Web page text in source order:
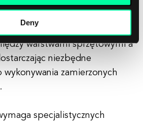
Deny
warstwami sprzętowymi a
niezbędne
zamierzonych
specjalistycznych